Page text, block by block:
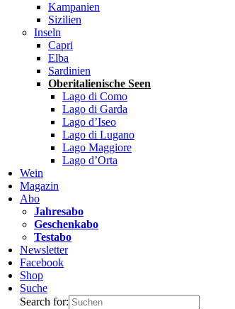
Kampanien
Sizilien
Inseln
Capri
Elba
Sardinien
Oberitalienische Seen
Lago di Como
Lago di Garda
Lago d’Iseo
Lago di Lugano
Lago Maggiore
Lago d’Orta
Wein
Magazin
Abo
Jahresabo
Geschenkabo
Testabo
Newsletter
Facebook
Shop
Suche
Search for: